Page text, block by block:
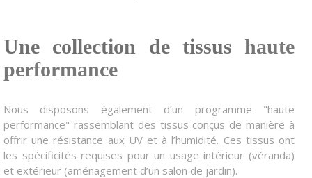
Une collection de tissus haute
performance
Nous disposons également d’un programme "haute
performance" rassemblant des tissus conçus de manière à
offrir une résistance aux UV et à l’humidité. Ces tissus ont
les spécificités requises pour un usage intérieur (véranda)
et extérieur (aménagement d’un salon de jardin).